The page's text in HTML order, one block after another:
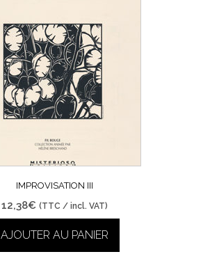
IMPROVISATION III
12,38€ (TTC / incl. VAT)
AJOUTER AU PANIER